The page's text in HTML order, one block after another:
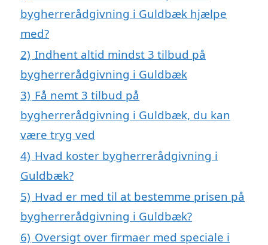
bygherrerådgivning i Guldbæk hjælpe
med?
2) Indhent altid mindst 3 tilbud på
bygherrerådgivning i Guldbæk
3) Få nemt 3 tilbud på
bygherrerådgivning i Guldbæk, du kan
være tryg ved
4) Hvad koster bygherrerådgivning i
Guldbæk?
5) Hvad er med til at bestemme prisen på
bygherrerådgivning i Guldbæk?
6) Oversigt over firmaer med speciale i